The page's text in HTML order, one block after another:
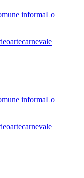
informaLo
artecarnevale
informaLo
artecarnevale